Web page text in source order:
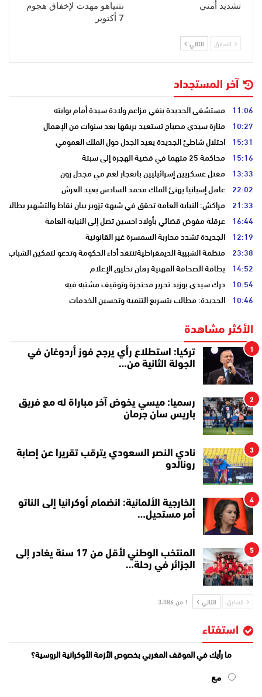
تشديد أمني
نتنياهو مهدت لإخفاق هجوم
7 أكتوبر
السابق التالي
آخر المستجداد
11:06 مستشفى الجديدة ينفي مزاعم ولادة سيدة أمام بوابته
10:27 منارة سيدي مصباح تستعيد بريقها بعد سنوات من الإهمال
15:31 احتلال شاطئ الجديدة يعيد الجدل حول الملك العمومي
15:16 محاكمة 25 متهما في قضية الهجرة إلى سبتة
13:33 مقتل عسكريين إسرائيليين بانفجار لغم في مجدل زون
22:02 عاهل إسبانيا يهنئ الملك محمد السادس بعيد العرش
21:33 مراكش: النيابة العامة تحقق في شبهة تزوير بيان نقاط والتشهير بطالب
16:44 عرقلة مفوض قضائي بأولاد احسين تصل إلى النيابة العامة
12:19 الجديدة تشدد محاربة السمسرة غير القانونية
23:38 منظمة الشبيبة الديمقراطيةتنتقد أداء الحكومة وتدعو لتمكين الشباب
14:52 بطاقة الصحافة المهنية رهان تخليق الإعلام
10:54 درك سيدي بوزيد تحرير محتجزة وتوقيف مشتبه فيه
10:46 الجديدة: مطالب بتسريع التنمية وتحسين الخدمات
الأكثر مشاهدة
1
تركيا: استطلاع رأي يرجح فوز أردوغان في
الجولة الثانية من…
2
رسميا: ميسي يخوض آخر مباراة له مع فريق
باريس سان جرمان
3
نادي النصر السعودي يترقب تقريرا عن إصابة
رونالدو
4
الخارجية الألمانية: انضمام أوكرانيا إلى الناتو
أمر مستحيل…
5
المنتخب الوطني لأقل من 17 سنة يغادر إلى
الجزائر في رحلة…
السابق التالي 1 من 3٬086
استفتاء
ما رأيك في الموقف المغربي بخصوص الأزمة الأوكرانية الروسية؟
مع